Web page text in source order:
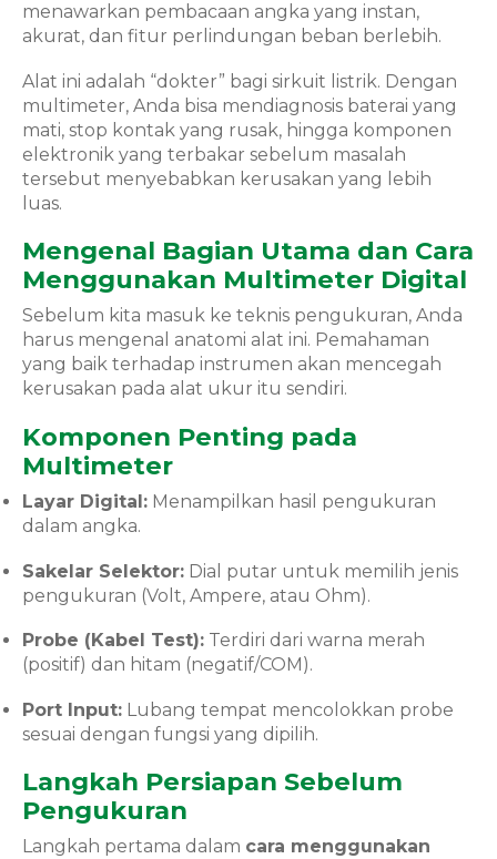
menawarkan pembacaan angka yang instan,
akurat, dan fitur perlindungan beban berlebih.
Alat ini adalah “dokter” bagi sirkuit listrik. Dengan
multimeter, Anda bisa mendiagnosis baterai yang
mati, stop kontak yang rusak, hingga komponen
elektronik yang terbakar sebelum masalah
tersebut menyebabkan kerusakan yang lebih
luas.
Mengenal Bagian Utama dan Cara
Menggunakan Multimeter Digital
Sebelum kita masuk ke teknis pengukuran, Anda
harus mengenal anatomi alat ini. Pemahaman
yang baik terhadap instrumen akan mencegah
kerusakan pada alat ukur itu sendiri.
Komponen Penting pada
Multimeter
Layar Digital: Menampilkan hasil pengukuran
dalam angka.
Sakelar Selektor: Dial putar untuk memilih jenis
pengukuran (Volt, Ampere, atau Ohm).
Probe (Kabel Test): Terdiri dari warna merah
(positif) dan hitam (negatif/COM).
Port Input: Lubang tempat mencolokkan probe
sesuai dengan fungsi yang dipilih.
Langkah Persiapan Sebelum
Pengukuran
Langkah pertama dalam cara menggunakan